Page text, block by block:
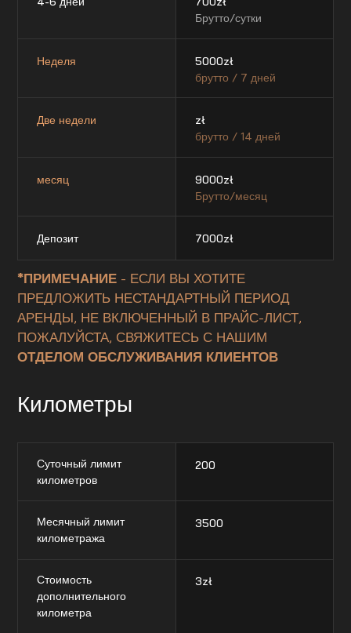
Брутто/сутки
Неделя 5000zł
брутто / 7 дней
Две недели zł
брутто / 14 дней
месяц 9000zł
Брутто/месяц
Депозит 7000zł
*ПРИМЕЧАНИЕ - ЕСЛИ ВЫ ХОТИТЕ
ПРЕДЛОЖИТЬ НЕСТАНДАРТНЫЙ ПЕРИОД
АРЕНДЫ, НЕ ВКЛЮЧЕННЫЙ В ПРАЙС-ЛИСТ,
ПОЖАЛУЙСТА, СВЯЖИТЕСЬ С НАШИМ
ОТДЕЛОМ ОБСЛУЖИВАНИЯ КЛИЕНТОВ
Километры
Суточный лимит
километров
200
Месячный лимит
километража
3500
Стоимость
дополнительного
километра
3zł